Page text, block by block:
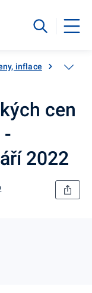
inflace
cen
-
2022